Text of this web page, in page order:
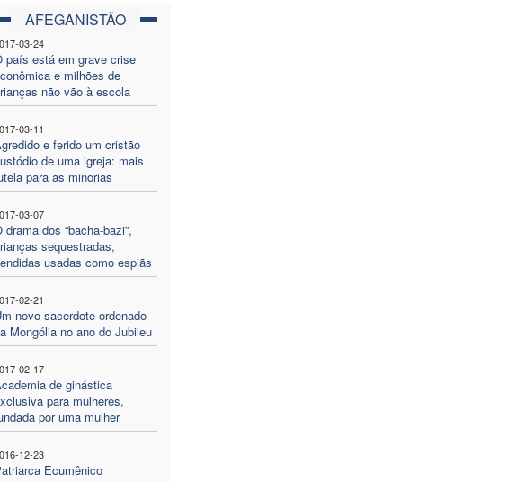
AFEGANISTÃO
03-24
país está em grave crise
e milhões de
não vão à escola
03-11
e ferido um cristão
de uma igreja: mais
para as minorias
03-07
drama dos “bacha-bazi”,
sequestradas,
usadas como espiãs
02-21
novo sacerdote ordenado
Mongólia no ano do Jubileu
02-17
de ginástica
para mulheres,
por uma mulher
12-23
Ecumênico